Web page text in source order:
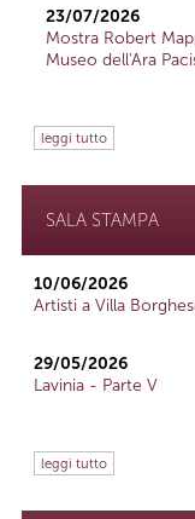
23/07/2026
Mostra Robert
Museo dell'Ara
leggi tutto
SALA STAMPA
10/06/2026
Artisti a Villa
29/05/2026
Lavinia - Parte V
leggi tutto